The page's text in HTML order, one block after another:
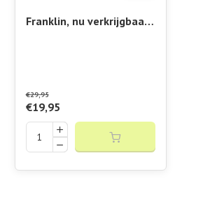
Franklin, nu verkrijgbaar
€29,95
€19,95